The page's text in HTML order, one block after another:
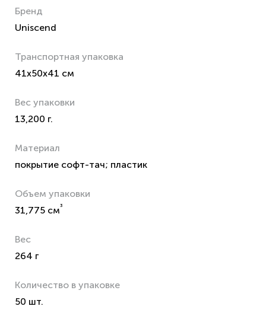
Бренд
Uniscend
Транспортная упаковка
41x50x41 см
Вес упаковки
13,200 г.
Материал
покрытие софт-тач; пластик
Объем упаковки
31,775 см³
Вес
264 г
Количество в упаковке
50 шт.